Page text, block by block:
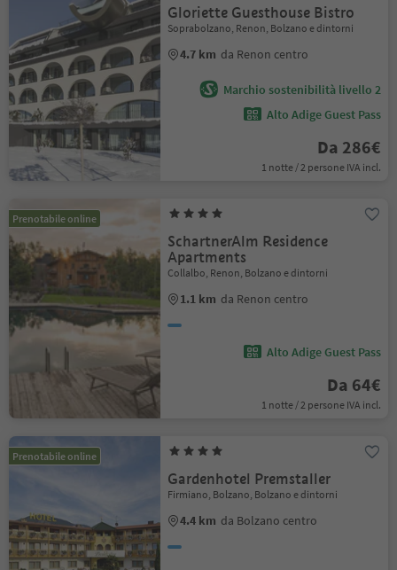
Gloriette Guesthouse Bistro
Soprabolzano, Renon, Bolzano e dintorni
4.7 km da Renon centro
Marchio sostenibilità livello 2
Alto Adige Guest Pass
Da 286€
1 notte / 2 persone IVA incl.
Prenotabile online
SchartnerAlm Residence
Apartments
Collalbo, Renon, Bolzano e dintorni
1.1 km da Renon centro
Alto Adige Guest Pass
Da 64€
1 notte / 2 persone IVA incl.
Prenotabile online
Gardenhotel Premstaller
Firmiano, Bolzano, Bolzano e dintorni
4.4 km da Bolzano centro